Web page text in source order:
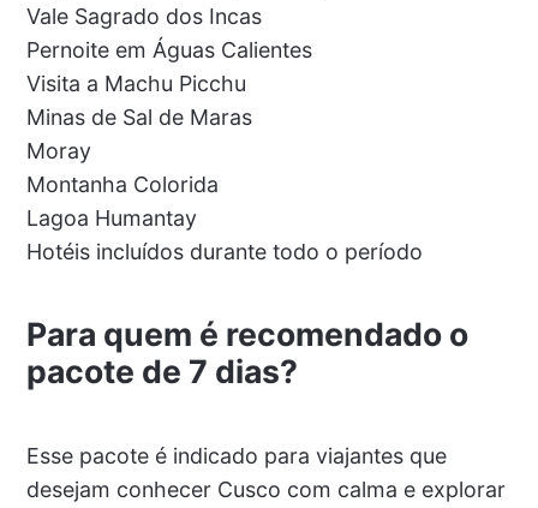
Vale Sagrado dos Incas
Pernoite em Águas Calientes
Visita a Machu Picchu
Minas de Sal de Maras
Moray
Montanha Colorida
Lagoa Humantay
Hotéis incluídos durante todo o período
Para quem é recomendado o
pacote de 7 dias?
Esse pacote é indicado para viajantes que
desejam conhecer Cusco com calma e explorar